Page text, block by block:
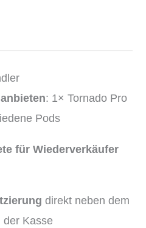
: 1× Tornado Pro
Pods
für Wiederverkäufer
direkt neben dem
der Kasse